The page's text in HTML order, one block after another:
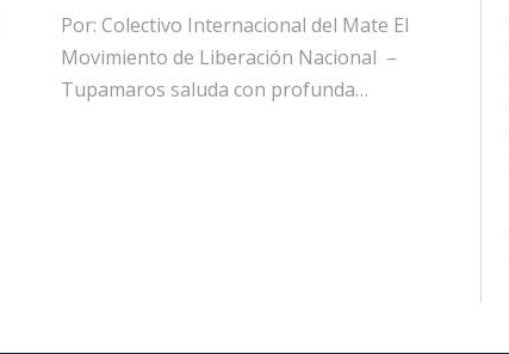
Por: Colectivo Internacional del Mate El
Movimiento de Liberación Nacional –
Tupamaros saluda con profunda…